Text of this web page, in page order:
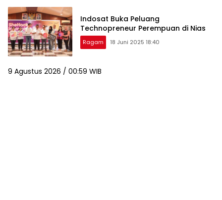
Indosat Buka Peluang
Technopreneur Perempuan di Nias
Ragam 18 Juni 2025 18:40
9 Agustus 2026 / 00:59 WIB